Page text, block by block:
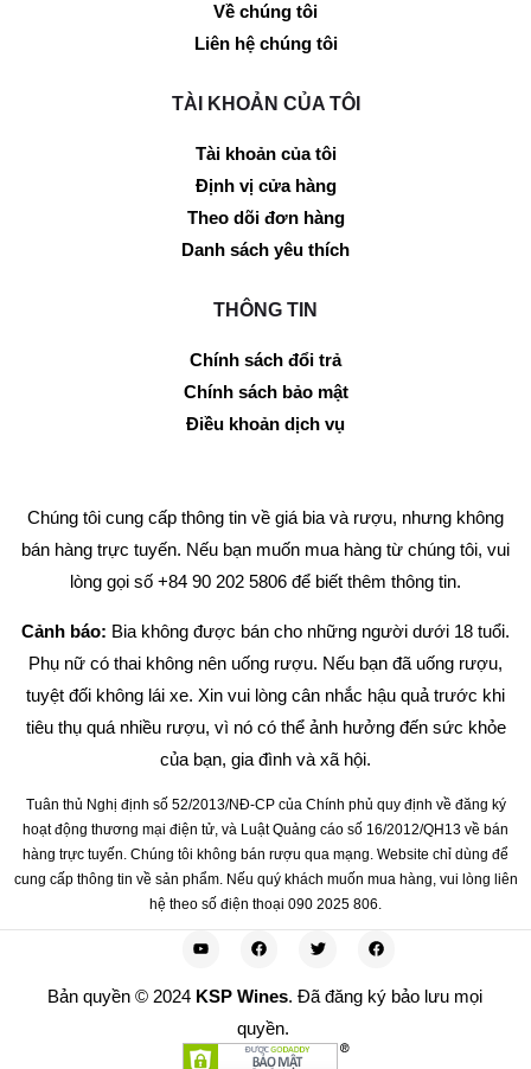
Về chúng tôi
Liên hệ chúng tôi
TÀI KHOẢN CỦA TÔI
Tài khoản của tôi
Định vị cửa hàng
Theo dõi đơn hàng
Danh sách yêu thích
THÔNG TIN
Chính sách đổi trả
Chính sách bảo mật
Điều khoản dịch vụ
Chúng tôi cung cấp thông tin về giá bia và rượu, nhưng không
bán hàng trực tuyến. Nếu bạn muốn mua hàng từ chúng tôi, vui
lòng gọi số +84 90 202 5806 để biết thêm thông tin.
Cảnh báo: Bia không được bán cho những người dưới 18 tuổi.
Phụ nữ có thai không nên uống rượu. Nếu bạn đã uống rượu,
tuyệt đối không lái xe. Xin vui lòng cân nhắc hậu quả trước khi
tiêu thụ quá nhiều rượu, vì nó có thể ảnh hưởng đến sức khỏe
của bạn, gia đình và xã hội.
Tuân thủ Nghị định số 52/2013/NĐ-CP của Chính phủ quy định về đăng ký
hoạt động thương mại điện tử, và Luật Quảng cáo số 16/2012/QH13 về bán
hàng trực tuyến. Chúng tôi không bán rượu qua mạng. Website chỉ dùng để
cung cấp thông tin về sản phẩm. Nếu quý khách muốn mua hàng, vui lòng liên
hệ theo số điện thoại 090 2025 806.
Bản quyền © 2024 KSP Wines. Đã đăng ký bảo lưu mọi
quyền.